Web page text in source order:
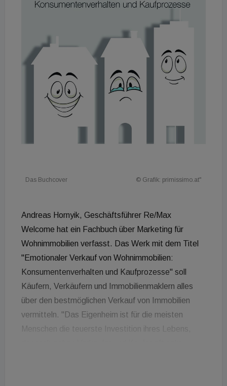
Das Buchcover © Grafik: primissimo.at"
Andreas Hornyik, Geschäftsführer Re/Max
Welcome hat ein Fachbuch über Marketing für
Wohnimmobilien verfasst. Das Werk mit dem Titel
"Emotionaler Verkauf von Wohnimmobilien:
Konsumentenverhalten und Kaufprozesse" soll
Käufern, Verkäufern und Immobilienmaklern alles
über den bestmöglichen Verkauf von Immobilien
vermitteln. "Das Eigenheim ist für die meisten
Menschen die teuerste Investition ihres Lebens,